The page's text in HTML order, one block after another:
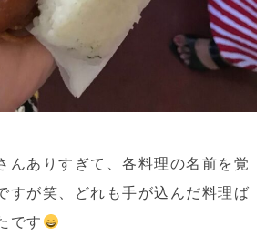
んありすぎて、各料理の名前を覚
すが笑、どれも手が込んだ料理ば
です